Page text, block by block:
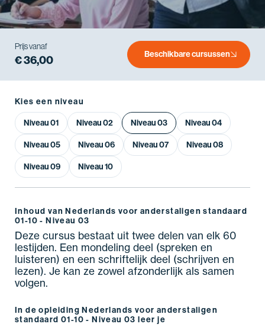
Prijs vanaf
€ 36,00 Beschikbare cursussen
Kies een niveau
Niveau 01 Niveau 02 Niveau 03 Niveau 04
Niveau 05 Niveau 06 Niveau 07 Niveau 08
Niveau 09 Niveau 10
Inhoud van Nederlands voor anderstaligen standaard
01-10 - Niveau 03
Deze cursus bestaat uit twee delen van elk 60
lestijden. Een mondeling deel (spreken en
luisteren) en een schriftelijk deel (schrijven en
lezen). Je kan ze zowel afzonderlijk als samen
volgen.
In de opleiding Nederlands voor anderstaligen
standaard 01-10 - Niveau 03 leer je